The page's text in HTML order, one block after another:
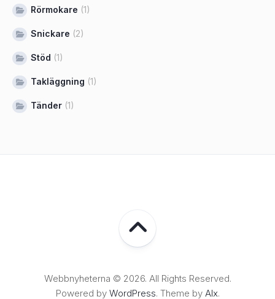
Rörmokare (1)
Snickare (2)
Stöd (1)
Takläggning (1)
Tänder (1)
Webbnyheterna © 2026. All Rights Reserved.
Powered by WordPress. Theme by Alx.